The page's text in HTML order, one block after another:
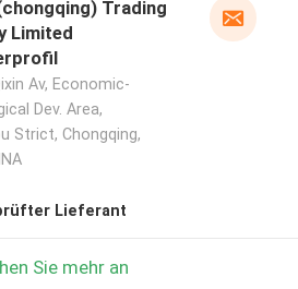
Trading
Limited
Av, Economic-
Dev. Area,
Strict, Chongqing,
Lieferant
Sie mehr an